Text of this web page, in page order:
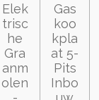
Elek
trisc
he
Gra
anm
olen
Gas
koo
kpla
at 5-
Pits
Inbo